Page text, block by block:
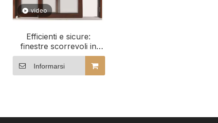
video
Efficienti e sicure:
finestre scorrevoli in
legno rivestite in
alluminio per edifici
ricettivi
Informarsi